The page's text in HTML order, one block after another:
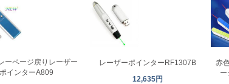
ーページ戻りレーザー
ポインターA809
レーザーポインターRF1307B
12,635円
赤
ー